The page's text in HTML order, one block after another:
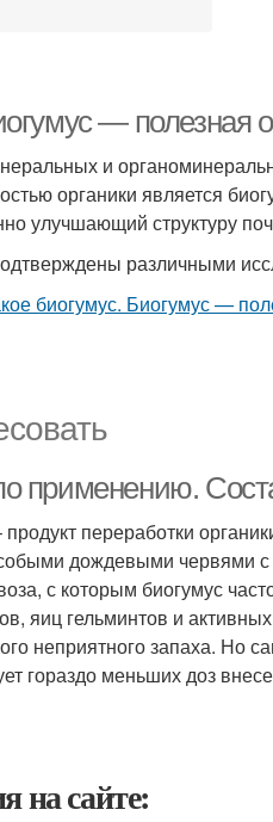
— полезная
и
органики является
улучшающий структуру
различными
применению.
переработки
дождевыми червями
с которым биогумус
яиц гельминтов и
неприятного запаха. Но
гораздо меньших доз
на сайте: